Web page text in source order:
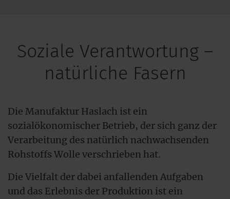
Soziale Verantwortung –
natürliche Fasern
Die Manufaktur Haslach ist ein
sozialökonomischer Betrieb, der sich ganz der
Verarbeitung des natürlich nachwachsenden
Rohstoffs Wolle verschrieben hat.
Die Vielfalt der dabei anfallenden Aufgaben
und das Erlebnis der Produktion ist ein